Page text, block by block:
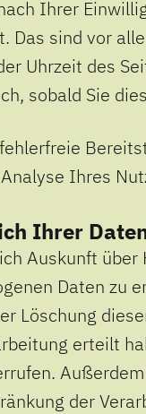
Ihrer
Das sind vor
Uhrzeit des
sobald Sie
Ihres
Ihrer
Auskunft über
Daten zu
Löschung
erteilt
der